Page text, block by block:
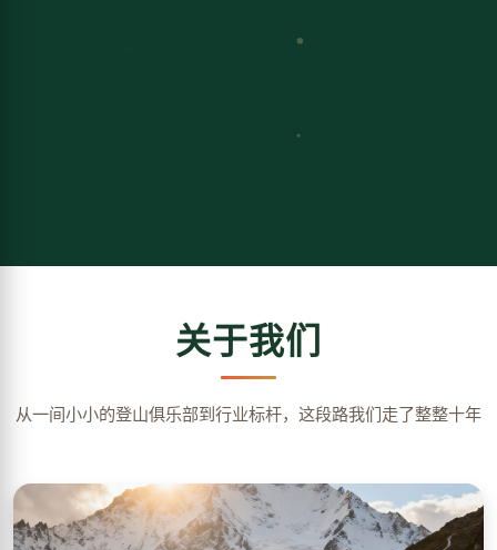
关于我们
从一间小小的登山俱乐部到行业标杆，这段路我们走了整整十年